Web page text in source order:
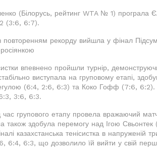
(Білорусь, рейтинг WTA № 1) програла
(3:6, 6:7).
повторенням рекорду вийшла у фінал
впевнено пройшли турнір,
виступала на груповому етапі,
(6:4, 2:6, 6:3) та Коко Гофф (7:6, 6:2). У
3:6, 6:3.
час групового етапу провела вражаючий
також здобула перемогу над Ігою
казахстанська тенісистка в напруженій
6:4, 6:3, що дозволило їй вийти у свій